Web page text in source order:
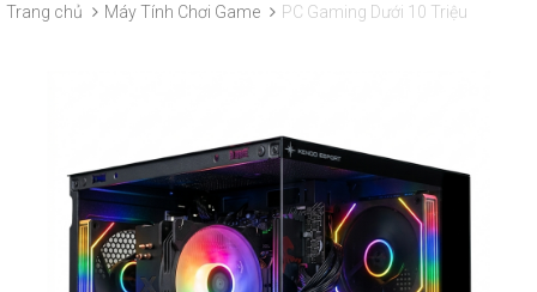
Trang chủ Máy Tính Chơi Game PC Gaming Dưới 10 Triệu